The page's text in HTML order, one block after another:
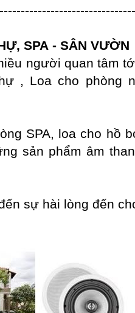
SPA - SÂN VƯỜN
người quan tâm
, Loa cho phòng
SPA, loa cho hồ
sản phẩm âm
sự hài lòng đến